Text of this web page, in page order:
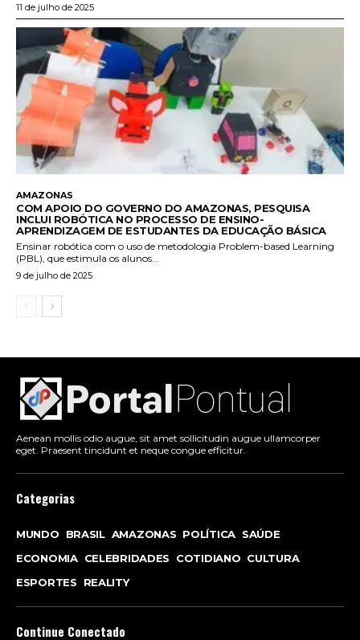
11 de julho de 2025
AMAZONAS
COM APOIO DO GOVERNO DO AMAZONAS, PESQUISA
INCLUI ROBÓTICA NO PROCESSO DE ENSINO-
APRENDIZAGEM DE ESTUDANTES DA EDUCAÇÃO BÁSICA
Ensinar robótica com o uso de metodologia Problem-based Learning
(PBL), que estimula os alunos...
9 de julho de 2025
Aenean mollis odio augue, sit amet sollicitudin augue ullamcorper
eget. Praesent tincidunt et neque congue efficitur.
Categorias
MUNDO BRASIL AMAZONAS POLÍTICA SAÚDE
ECONOMIA CELEBRIDADES COTIDIANO CULTURA
ESPORTES
REALITY
Continue Conectado